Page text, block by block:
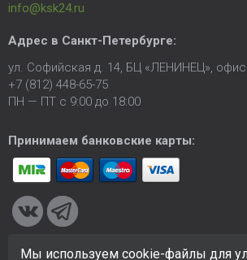
info@ksk24.ru
Адрес в Санкт-Петербурге:
ул. Софийская д. 14, БЦ «ЛЕНИНЕЦ»,
+7 (812) 448-65-75
ПН — ПТ с 9:00 до 18:00
Принимаем банковские карты:
Мы используем cookie-файлы для